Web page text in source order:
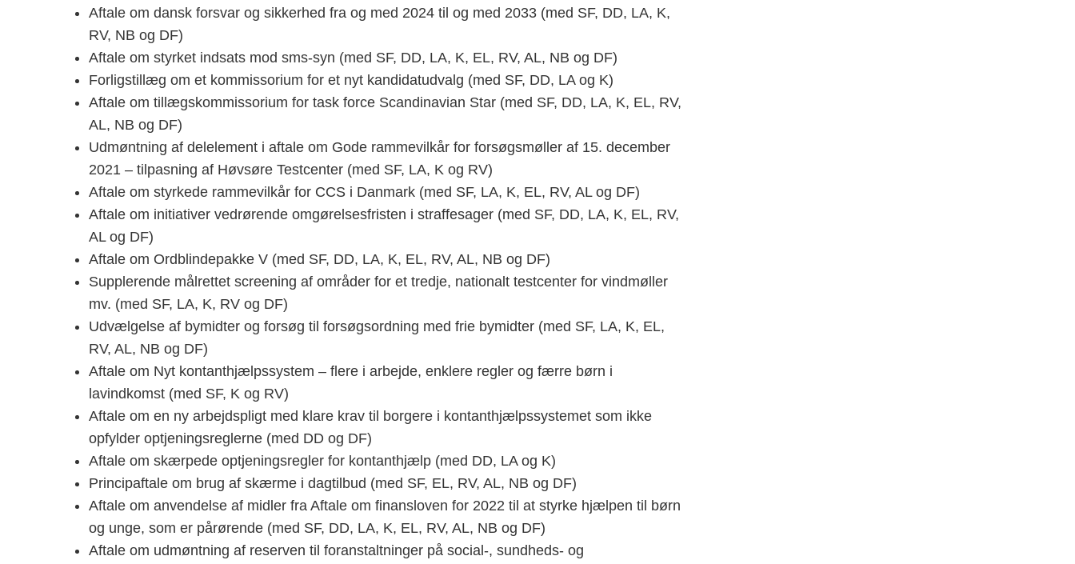
Aftale om dansk forsvar og sikkerhed fra og med 2024 til og med 2033 (med SF, DD, LA, K,
RV, NB og DF)
Aftale om styrket indsats mod sms-syn (med SF, DD, LA, K, EL, RV, AL, NB og DF)
Forligstillæg om et kommissorium for et nyt kandidatudvalg (med SF, DD, LA og K)
Aftale om tillægskommissorium for task force Scandinavian Star (med SF, DD, LA, K, EL, RV,
AL, NB og DF)
Udmøntning af delelement i aftale om Gode rammevilkår for forsøgsmøller af 15. december
2021 – tilpasning af Høvsøre Testcenter (med SF, LA, K og RV)
Aftale om styrkede rammevilkår for CCS i Danmark (med SF, LA, K, EL, RV, AL og DF)
Aftale om initiativer vedrørende omgørelsesfristen i straffesager (med SF, DD, LA, K, EL, RV,
AL og DF)
Aftale om Ordblindepakke V (med SF, DD, LA, K, EL, RV, AL, NB og DF)
Supplerende målrettet screening af områder for et tredje, nationalt testcenter for vindmøller
mv. (med SF, LA, K, RV og DF)
Udvælgelse af bymidter og forsøg til forsøgsordning med frie bymidter (med SF, LA, K, EL,
RV, AL, NB og DF)
Aftale om Nyt kontanthjælpssystem – flere i arbejde, enklere regler og færre børn i
lavindkomst (med SF, K og RV)
Aftale om en ny arbejdspligt med klare krav til borgere i kontanthjælpssystemet som ikke
opfylder optjeningsreglerne (med DD og DF)
Aftale om skærpede optjeningsregler for kontanthjælp (med DD, LA og K)
Principaftale om brug af skærme i dagtilbud (med SF, EL, RV, AL, NB og DF)
Aftale om anvendelse af midler fra Aftale om finansloven for 2022 til at styrke hjælpen til børn
og unge, som er pårørende (med SF, DD, LA, K, EL, RV, AL, NB og DF)
Aftale om udmøntning af reserven til foranstaltninger på social-, sundheds- og